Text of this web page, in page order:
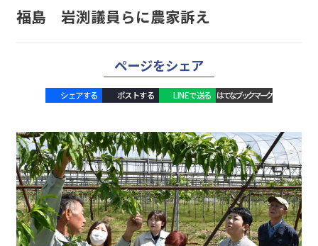
福島 岩渕議員らに農家訴え
ページをシェア
シェアする ポストする LINEで送る はてなブックマーク